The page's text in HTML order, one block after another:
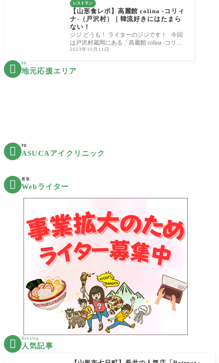
レストラン
【山形食レポ】高麗館 colina -コリィ
ナ-（戸沢村）｜韓流好きにはたまら
ない！
ジジ どうも！ ライターのジジです！ 今回
は戸沢村蔵岡にある「高麗館 colina -コリィ
ナ-」さんに行ってきました！ 山形県戸沢村
2023年10月11日
 PR
地元応援エリア
 PR
ASUCAアイクリニック
 募集
Webライター
 Ranking
人気記事